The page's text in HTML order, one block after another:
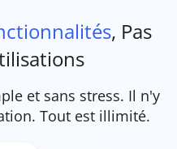
, Pas
et sans stress. Il n'y
Tout est illimité.